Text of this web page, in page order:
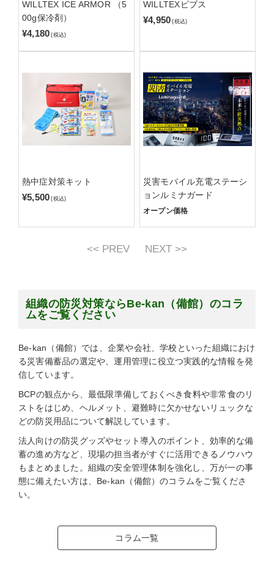
WILLTEX ICE ARMOR （5
00g保冷剤）
¥4,180 (税込)
WILLTEXビブス
¥4,950 (税込)
熱中症対策キット
¥5,500 (税込)
災害モバイル充電ステーシ
ョンルミナガード
オープン価格
<< PREV NEXT >>
組織の防災対策ならBe-kan（備館）のコラ
ムをご覧ください
Be-kan（備館）では、企業や会社、学校といった組織におけ
る災害備蓄品の選定や、運用管理に役立つ実践的な情報を発
信しています。
BCPの観点から、最低限準備しておくべき食料や非常食のリ
ストをはじめ、ヘルメット、避難時に欠かせないリュックな
どの防災用品について解説しています。
法人向けの防災グッズやセット導入のポイント、効率的な備
蓄の進め方など、現場の担当者がすぐに活用できるノウハウ
もまとめました。組織の安全管理体制を強化し、万が一の事
態に備えたい方は、Be-kan（備館）のコラムをご覧くださ
い。
コラム一覧